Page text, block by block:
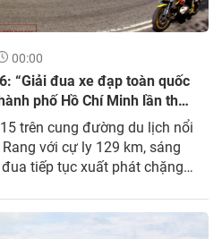
00:00
“Giải đua xe đạp toàn quốc
phố Hồ Chí Minh lần thứ
trên cung đường du lịch nổi
với cự ly 129 km, sáng
tiếp tục xuất phát chặng